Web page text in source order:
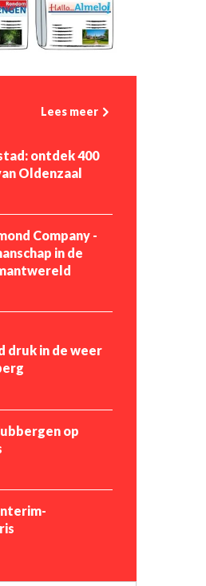
Lees meer
ontdek 400
Oldenzaal
Company -
in de
druk in de weer
op